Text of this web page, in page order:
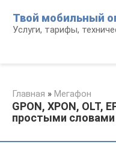
контенту
Твой мобильный
Услуги, тарифы,
Главная » Мегафон
GPON, XPON, OLT,
простыми